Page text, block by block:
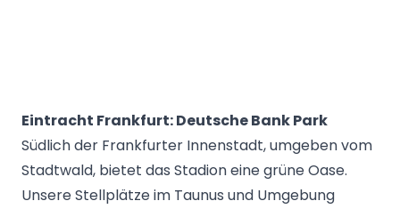
Eintracht Frankfurt: Deutsche Bank Park
Südlich der Frankfurter Innenstadt, umgeben vom
Stadtwald, bietet das Stadion eine grüne Oase.
Unsere Stellplätze im Taunus und Umgebung